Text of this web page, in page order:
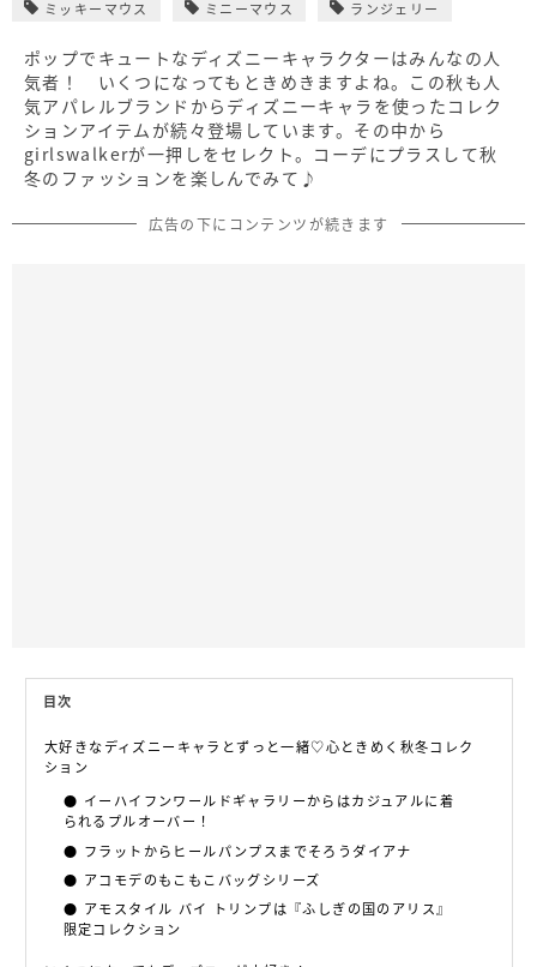
ミッキーマウス ミニーマウス ランジェリー
ポップでキュートなディズニーキャラクターはみんなの人
気者！ いくつになってもときめきますよね。この秋も人
気アパレルブランドからディズニーキャラを使ったコレク
ションアイテムが続々登場しています。その中から
girlswalkerが一押しをセレクト。コーデにプラスして秋
冬のファッションを楽しんでみて♪
広告の下にコンテンツが続きます
目次
大好きなディズニーキャラとずっと一緒♡心ときめく秋冬コレク
ション
イーハイフンワールドギャラリーからはカジュアルに着
られるプルオーバー！
フラットからヒールパンプスまでそろうダイアナ
アコモデのもこもこバッグシリーズ
アモスタイル バイ トリンプは『ふしぎの国のアリス』
限定コレクション